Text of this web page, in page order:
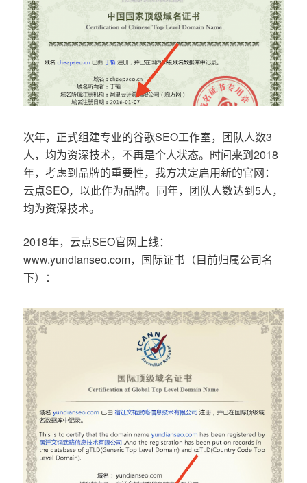
次年，正式组建专业的谷歌SEO工作室，团队人数3
人，均为资深技术，不再是个人状态。时间来到2018
年，考虑到品牌的重要性，我方决定启用新的官网：
云点SEO，以此作为品牌。同年，团队人数达到5人，
均为资深技术。
2018年，云点SEO官网上线：
www.yundianseo.com，国际证书（目前归属公司名
下）：